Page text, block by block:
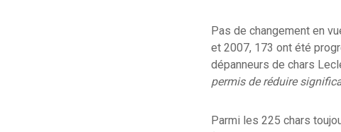
Pas de changement en
et 2007, 173 ont été
dépanneurs de chars
permis de réduire
Parmi les 225 chars